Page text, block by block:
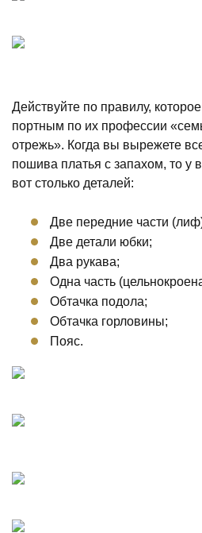
Действуйте по правилу,
портным по их профессии
отрежь». Когда вы вырежете
пошива платья с запахом, то у
вот столько деталей:
Две передние части
Две детали юбки;
Два рукава;
Одна часть
Обтачка подола;
Обтачка горловины;
Пояс.